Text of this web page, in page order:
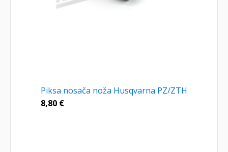
Piksa nosača noža Husqvarna PZ/ZTH
8,80 €